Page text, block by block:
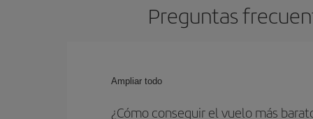
Preguntas
Ampliar todo
¿Cómo conseguir el vuelo más